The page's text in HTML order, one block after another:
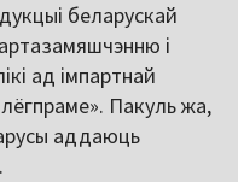
беларускай
і
ад імпартнай
Пакуль жа,
аддаюць